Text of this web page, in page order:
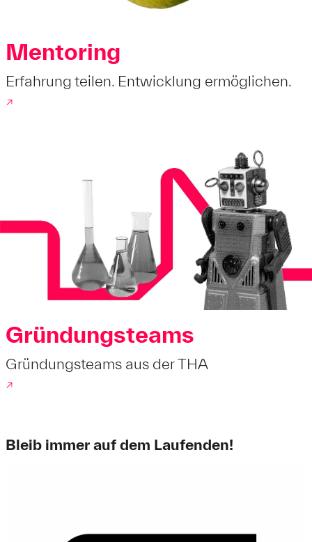
Mentoring
Erfahrung teilen. Entwicklung ermöglichen.
↗
Gründungsteams
Gründungsteams aus der THA
↗
Bleib immer auf dem Laufenden!